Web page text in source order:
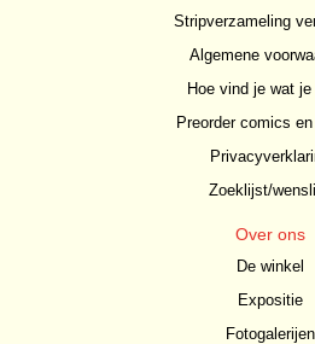
Stripverzameling
Algemene
Hoe vind je wat
Preorder comics
Zoeklijst/
Over ons
De winkel
Expositie
Fotogalerijen